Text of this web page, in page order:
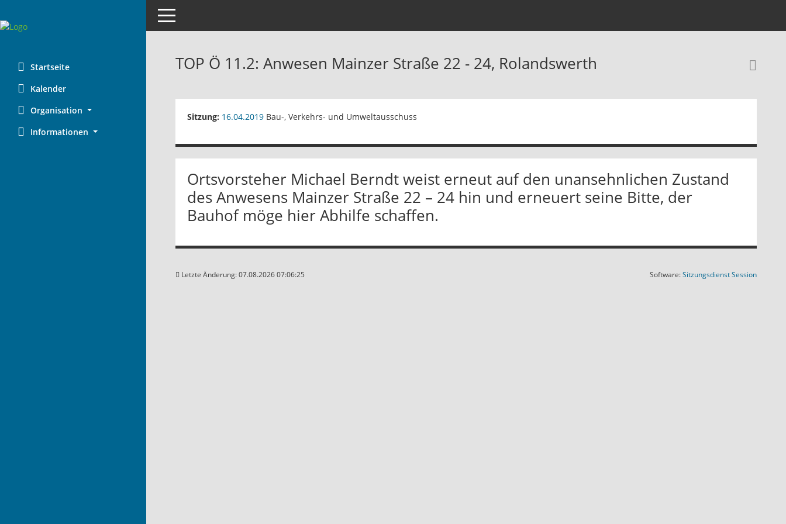
Startseite
Kalender
Organisation
Informationen
Toggle navigation
TOP Ö 11.2: Anwesen Mainzer Straße 22 - 24, Rolandswerth
Sitzung: 16.04.2019 Bau-, Verkehrs- und Umweltausschuss
Ortsvorsteher Michael Berndt weist erneut auf den unansehnlichen Zustand
des Anwesens Mainzer Straße 22 – 24 hin und erneuert seine Bitte, der
Bauhof möge hier Abhilfe schaffen.
Letzte Änderung: 07.08.2026 07:06:25 Software:SitzungsdienstSession(Wird in